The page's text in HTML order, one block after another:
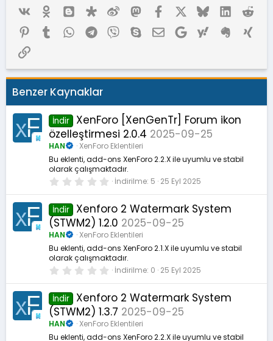
Vk Ok BloggerDiaspora
Weibo MastodonFacebookX (Twitter)
BlueskyLinkedIn
Pinterest
TumblrWhatsAppTelegram
Viber SkypeE-postaGoogleYahoo Evernote
Link
Benzer Kaynaklar
İndir
XenForo [XenGenTr] Forum ikon
özelleştirmesi 2.0.4 2025-09-25
HAN
XenForo Eklentileri
Bu eklenti, add-ons XenForo 2.2.X ile uyumlu ve stabil
olarak çalışmaktadır.
0
0
0
y
ı
d
ı
z
İndirilme 5 25 Eyl 2025
İndir
Xenforo 2 Watermark System
(STWM2) 1.2.0 2025-09-25
HAN
XenForo Eklentileri
Bu eklenti, add-ons XenForo 2.1.X ile uyumlu ve stabil
olarak çalışmaktadır.
0
0
0
y
ı
d
ı
İndirilme 0 25 Eyl 2025
İndir
Xenforo 2 Watermark System
(STWM2) 1.3.7 2025-09-25
HAN
XenForo Eklentileri
Bu eklenti, add-ons XenForo 2.2.X ile uyumlu ve stabil